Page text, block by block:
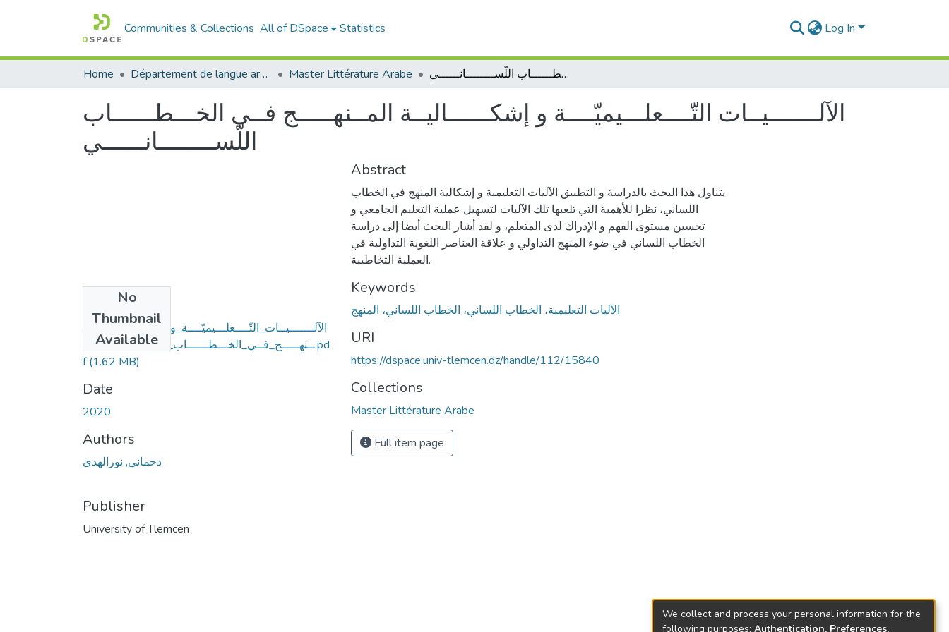
Communities & Collections All of DSpace Statistics Log In
Home Département de langue arabe Master Littérature Arabe الآلـــــــيــات التّــــعلـــيميّــــة و إشكــــــاليــة المــنهـــــج فــي الخـــطــــــاب اللّســــــــانــــــي
الآلـــــــيــات التّــــعلـــيميّــــة و إشكــــــاليــة المــنهـــــج فــي الخـــطــــــاب
اللّســــــــانــــــي
No
Thumbnail
Available
الآلـــــــيــات_التّــــعلـــيميّــــة_و_إشكــــــاليــة_الم
ــنهـــــج_فــي_الخـــطــــــاب_اللّســــــــانــــــي.pd
f(1.62 MB)
Date
2020
Authors
دحماني, نورالهدى
Publisher
University of Tlemcen
Abstract
يتناول هذا البحث بالدراسة و التطبيق الآليات التعليمية و إشكالية المنهج في الخطاب
اللساني، نظرا للأهمية التي تلعبها تلك الآليات لتسهيل عملية التعليم الجامعي و
تحسين مستوى الفهم و الإدراك لدى المتعلم، و لقد أشار البحث أيضا إلى دراسة
الخطاب اللساني في ضوء المنهج التداولي و علاقة العناصر اللغوية التداولية في
العملية التخاطبية.
Keywords
الآليات التعليمية، الخطاب اللساني، الخطاب اللساني، المنهج
URI
https://dspace.univ-tlemcen.dz/handle/112/15840
Collections
Master Littérature Arabe
Full item page
We collect and process your personal information for the
following purposes: Authentication, Preferences,